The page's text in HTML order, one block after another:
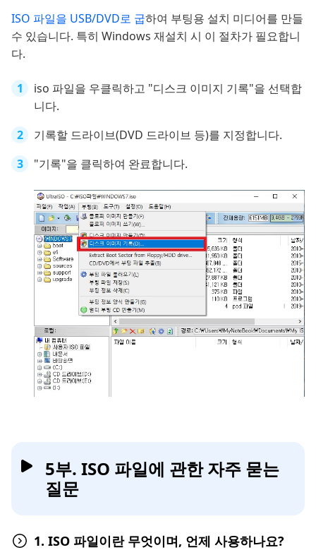
ISO 파일을 USB/DVD로 굽하여 부팅용 설치 미디어를 만들
수 있습니다. 특히 Windows 재설치 시 이 절차가 필요합니
다.
iso 파일을 우클릭하고 "디스크 이미지 기록"을 선택합
니다.
기록할 드라이브(DVD 드라이브 등)를 지정합니다.
"기록"을 클릭하여 완료합니다.
5부. ISO 파일에 관한 자주 묻는
질문
1. ISO 파일이란 무엇이며, 언제 사용하나요?